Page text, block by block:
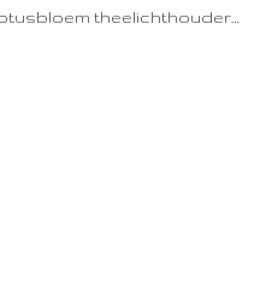
theelichthouder…